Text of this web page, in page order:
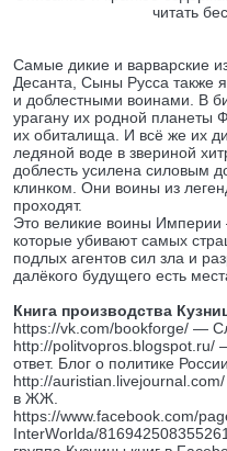
читать
Самые дикие и варварские
Десанта, Сыны Русса также
и доблестными воинами. В
урагану их родной планеты
их обиталища. И всё же их
ледяной воде в звериной
доблесть усилена силовым
клинком. Они воины из
проходят.
Это великие воины
которые убивают самых
подлых агентов сил зла и
далёкого будущего есть
Книга производства
https://vk.com/bookforge/ —
http://politvopros.blogspot.ru/
ответ. Блог о политике
http://
в ЖЖ.
https://www.facebook.com/
InterWorldа/